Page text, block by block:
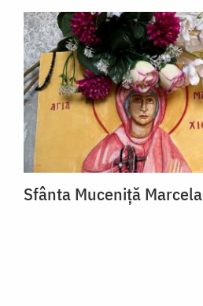
Sfânta Muceniță Marcela